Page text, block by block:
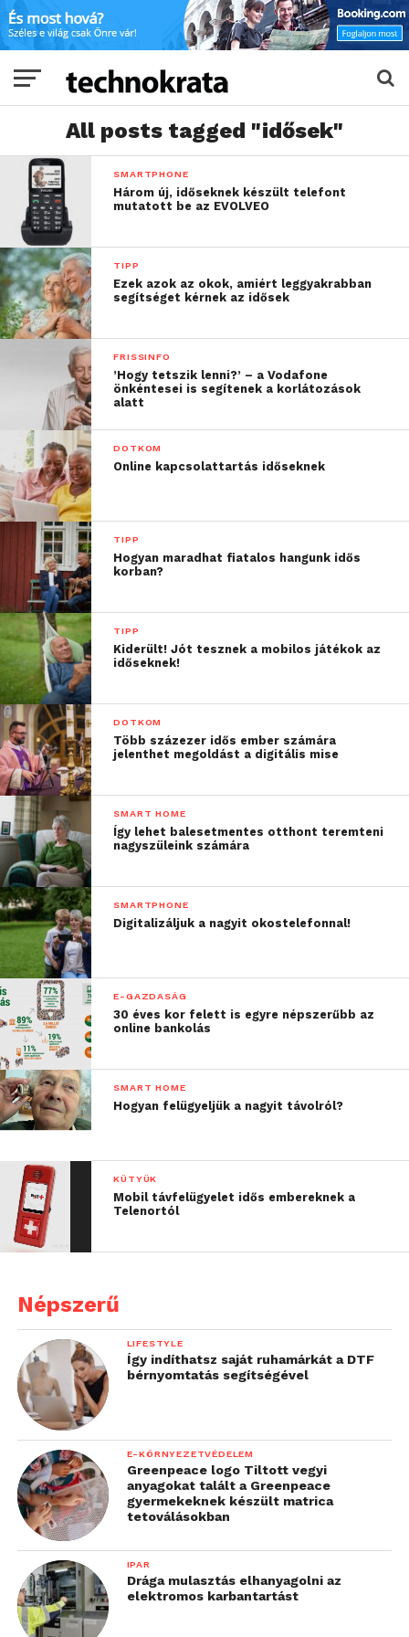
All posts tagged "idősek"
SMARTPHONE
Három új, időseknek készült telefont
mutatott be az EVOLVEO
TIPP
Ezek azok az okok, amiért leggyakrabban
segítséget kérnek az idősek
FRISSINFO
’Hogy tetszik lenni?’ – a Vodafone
önkéntesei is segítenek a korlátozások
alatt
DOTKOM
Online kapcsolattartás időseknek
TIPP
Hogyan maradhat fiatalos hangunk idős
korban?
TIPP
Kiderült! Jót tesznek a mobilos játékok az
időseknek!
DOTKOM
Több százezer idős ember számára
jelenthet megoldást a digitális mise
SMART HOME
Így lehet balesetmentes otthont teremteni
nagyszüleink számára
SMARTPHONE
Digitalizáljuk a nagyit okostelefonnal!
E-GAZDASÁG
30 éves kor felett is egyre népszerűbb az
online bankolás
SMART HOME
Hogyan felügyeljük a nagyit távolról?
KÜTYÜK
Mobil távfelügyelet idős embereknek a
Telenortól
Népszerű
LIFESTYLE
Így indíthatsz saját ruhamárkát a DTF
bérnyomtatás segítségével
E-KÖRNYEZETVÉDELEM
Greenpeace logo Tiltott vegyi
anyagokat talált a Greenpeace
gyermekeknek készült matrica
tetoválásokban
IPAR
Drága mulasztás elhanyagolni az
elektromos karbantartást